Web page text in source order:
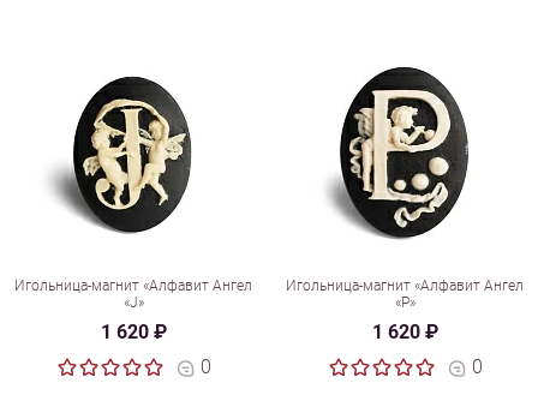
Игольница-магнит «Алфавит Ангел
«J»
1 620 ₽
0
Игольница-магнит «Алфавит Ангел
«P»
1 620 ₽
0